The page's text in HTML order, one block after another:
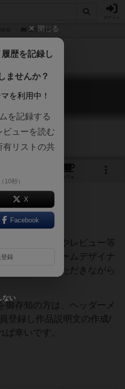
妖怪の森
の森
no Mori
カフェ
ください
る作品説明文やレビュー等
営事務局・ゲームデザイナ
にご協力をいただきながら
御存知の方は、ヘッダーメ
登録し作品説明文の作成/
幸いです。
閉じる
歴を記録し
ませんか？
を利用中！
を記録する
ビューを読む
有リストの共
10秒）
X
Facebook
録
ない